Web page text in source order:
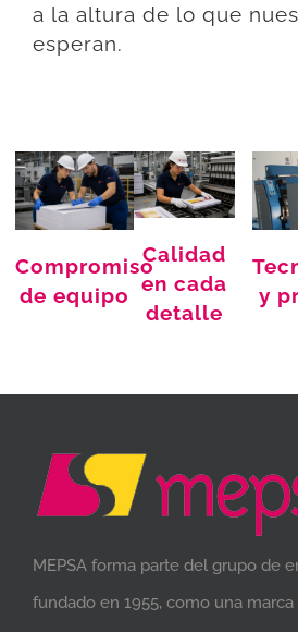
a la altura de lo que
esperan.
Compromiso
de equipo
Calidad
en cada
detalle
y
MEPSA forma parte del grupo de
fundado en 1955, como una